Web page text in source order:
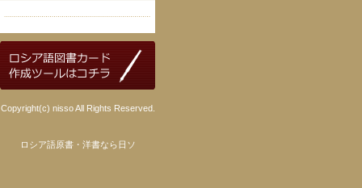
Copyright(c) nisso All Rights Reserved.
ロシア語原書・洋書なら日ソ